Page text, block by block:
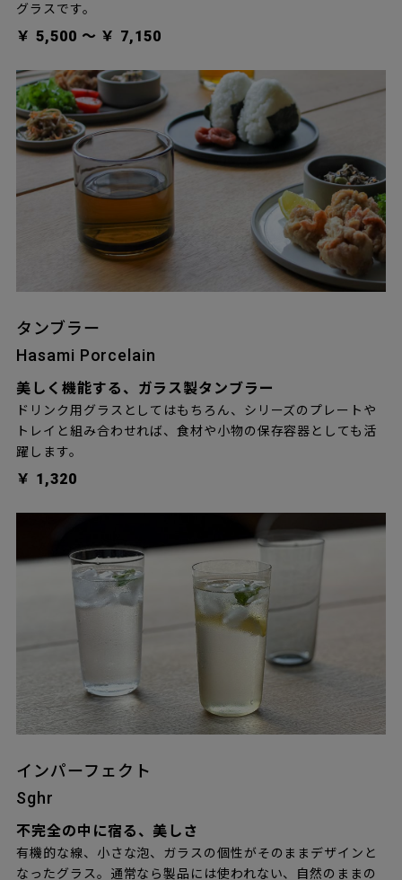
グラスです。
￥ 5,500 〜 ￥ 7,150
タンブラー
Hasami Porcelain
美しく機能する、ガラス製タンブラー
ドリンク用グラスとしてはもちろん、シリーズのプレートや
トレイと組み合わせれば、食材や小物の保存容器としても活
躍します。
￥ 1,320
インパーフェクト
Sghr
不完全の中に宿る、美しさ
有機的な線、小さな泡、ガラスの個性がそのままデザインと
なったグラス。通常なら製品には使われない、自然のままの